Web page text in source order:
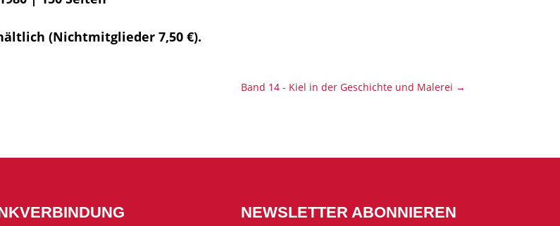
(Nichtmitglieder 7,50 €).
Band 14 - Kiel in der Geschichte und Malerei →
NEWSLETTER ABONNIEREN